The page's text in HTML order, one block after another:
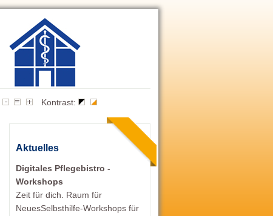
Kontrast:
Aktuelles
Digitales Pflegebistro -
Workshops
Zeit für dich. Raum für
NeuesSelbsthilfe-Workshops für